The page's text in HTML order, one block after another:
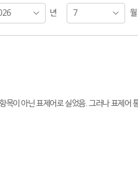
년 7 월
이 아닌 표제어로 실었음. 그러나 표제어